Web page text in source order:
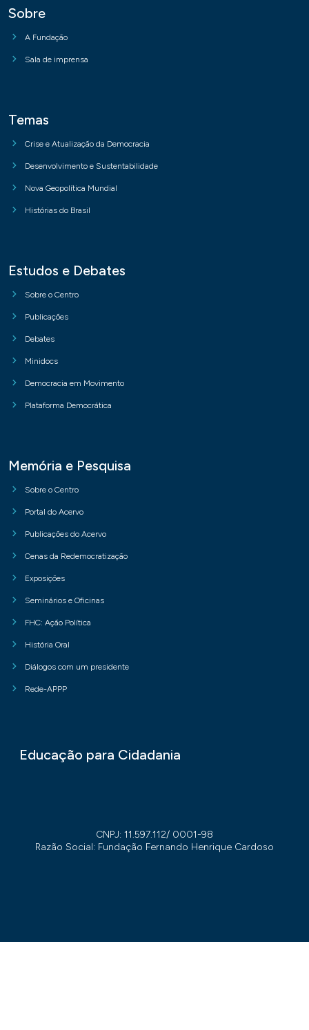
Sobre
A Fundação
Sala de imprensa
Temas
Crise e Atualização da Democracia
Desenvolvimento e Sustentabilidade
Nova Geopolítica Mundial
Histórias do Brasil
Estudos e Debates
Sobre o Centro
Publicações
Debates
Minidocs
Democracia em Movimento
Plataforma Democrática
Memória e Pesquisa
Sobre o Centro
Portal do Acervo
Publicações do Acervo
Cenas da Redemocratização
Exposições
Seminários e Oficinas
FHC: Ação Política
História Oral
Diálogos com um presidente
Rede-APPP
Educação para Cidadania
CNPJ: 11.597.112/ 0001-98
Razão Social: Fundação Fernando Henrique Cardoso